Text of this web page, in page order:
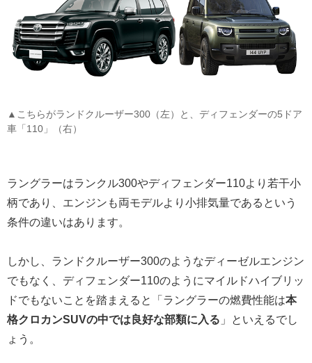
▲こちらがランドクルーザー300（左）と、ディフェンダーの5ドア
車「110」（右）
ラングラーはランクル300やディフェンダー110より若干小
柄であり、エンジンも両モデルより小排気量であるという
条件の違いはあります。
しかし、ランドクルーザー300のようなディーゼルエンジン
でもなく、ディフェンダー110のようにマイルドハイブリッ
ドでもないことを踏まえると「ラングラーの燃費性能は本
格クロカンSUVの中では良好な部類に入る 」といえるでし
ょう。